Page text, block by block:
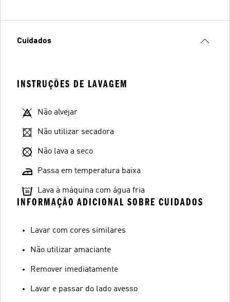
Cuidados
INSTRUÇÕES DE LAVAGEM
Não alvejar
Não utilizar secadora
Não lava a seco
Passa em temperatura baixa
Lava à máquina com água fria
INFORMAÇÃO ADICIONAL SOBRE CUIDADOS
Lavar com cores similares
Não utilizar amaciante
Remover imediatamente
Lavar e passar do lado avesso